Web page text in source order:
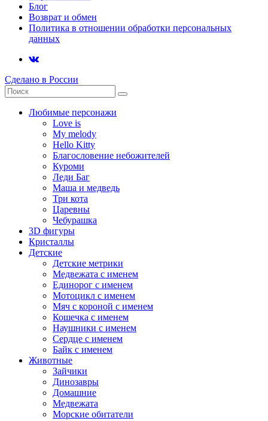
Блог
Возврат и обмен
Политика в отношении обработки персональных
данных
Сделано в России
Любимые персонажи
Love is
My melody
Hello Kitty
Благословение небожителей
Куроми
Леди Баг
Маша и медведь
Три кота
Царевны
Чебурашка
3D фигуры
Кристаллы
Детские
Детские метрики
Медвежата с именем
Единорог с именем
Мотоцикл с именем
Мяч с короной с именем
Кошечка с именем
Наушники с именем
Сердце с именем
Байк с именем
Животные
Зайчики
Динозавры
Домашние
Медвежата
Морские обитатели